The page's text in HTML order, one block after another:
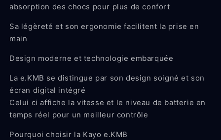
absorption des chocs pour plus de confort
Sa légèreté et son ergonomie facilitent la prise en
main
Design moderne et technologie embarquée
La e.KMB se distingue par son design soigné et son
écran digital intégré
Celui ci affiche la vitesse et le niveau de batterie en
temps réel pour un meilleur contrôle
Pourquoi choisir la Kayo e.KMB